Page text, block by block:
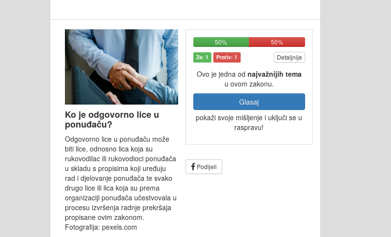
Ko je odgovorno lice u
ponuđaču?
Odgovorno lice u ponuđaču može
biti lice, odnosno lica koja su
rukovodilac ili rukovodioci ponuđača
u skladu s propisima koji uređuju
rad i djelovanje ponuđača te svako
drugo lice ili lica koja su prema
organizaciji ponuđača učestvovala u
procesu izvršenja radnje prekršaja
propisane ovim zakonom.
Fotografija: pexels.com
50% 50%
Za: 1 Protiv: 1 Detaljnije
Ovo je jedna od najvažnijih tema
u ovom zakonu.
Glasaj
pokaži svoje mišljenje i uključi se u
raspravu!
Podijeli